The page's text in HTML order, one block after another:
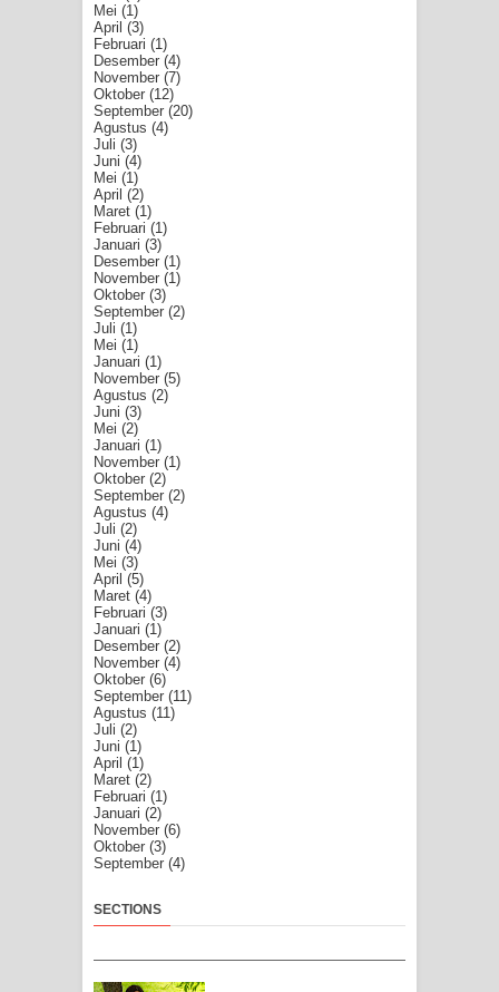
Mei (1)
April (3)
Februari (1)
Desember (4)
November (7)
Oktober (12)
September (20)
Agustus (4)
Juli (3)
Juni (4)
Mei (1)
April (2)
Maret (1)
Februari (1)
Januari (3)
Desember (1)
November (1)
Oktober (3)
September (2)
Juli (1)
Mei (1)
Januari (1)
November (5)
Agustus (2)
Juni (3)
Mei (2)
Januari (1)
November (1)
Oktober (2)
September (2)
Agustus (4)
Juli (2)
Juni (4)
Mei (3)
April (5)
Maret (4)
Februari (3)
Januari (1)
Desember (2)
November (4)
Oktober (6)
September (11)
Agustus (11)
Juli (2)
Juni (1)
April (1)
Maret (2)
Februari (1)
Januari (2)
November (6)
Oktober (3)
September (4)
SECTIONS